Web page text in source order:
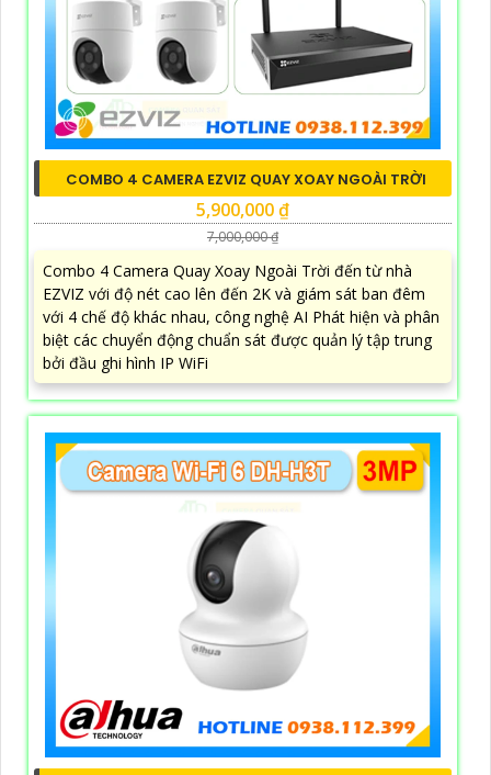
COMBO 4 CAMERA EZVIZ QUAY XOAY NGOÀI TRỜI
5,900,000 ₫
7,000,000 ₫
Combo 4 Camera Quay Xoay Ngoài Trời đến từ nhà
EZVIZ với độ nét cao lên đến 2K và giám sát ban đêm
với 4 chế độ khác nhau, công nghệ AI Phát hiện và phân
biệt các chuyển động chuẩn sát được quản lý tập trung
bởi đầu ghi hình IP WiFi